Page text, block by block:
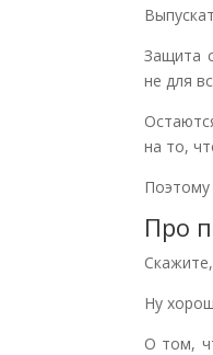
Защита
не для
на то,
Поэтому
Про
Ну
О том,